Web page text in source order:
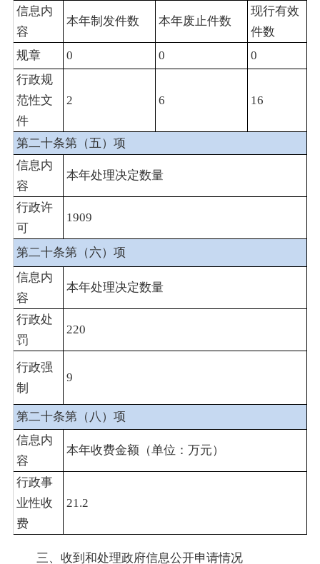
信息内
容
本年制发件数 本年废止件数
现行有效
件数
规章
0 0
0
行政规
范性文
件
2 6 16
第二十条第（五）项
信息内
容
本年处理决定数量
行政许
可
1909
第二十条第（六）项
信息内
容
本年处理决定数量
行政处
罚
220
行政强
制
9
第二十条第（八）项
信息内
容
本年收费金额（单位：万元）
行政事
业性收
费
21.2
三、收到和处理政府信息公开申请情况